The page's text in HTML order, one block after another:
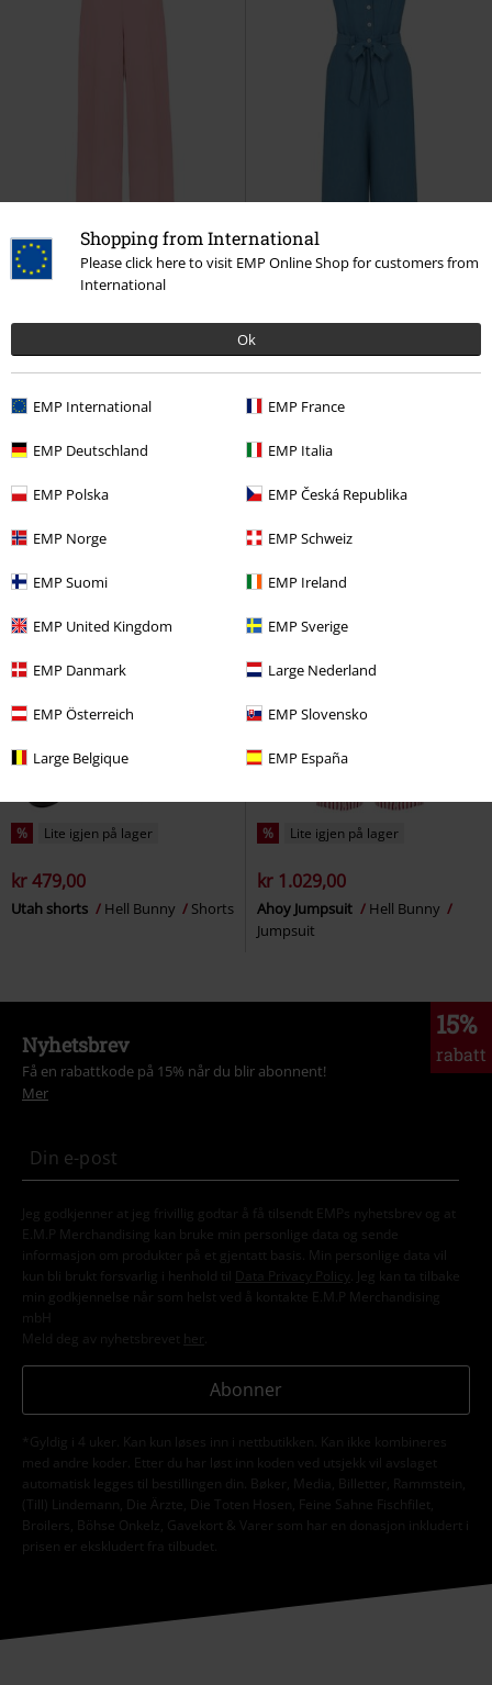
Shopping from International
Please click here to visit EMP Online Shop for customers from
International
Ok
EMP International EMP France
EMP Deutschland EMP Italia
EMP Polska EMP Česká Republika
EMP Norge EMP Schweiz
EMP Suomi EMP Ireland
EMP United Kingdom EMP Sverige
EMP Danmark Large Nederland
EMP Österreich EMP Slovensko
Large Belgique EMP España
Lite igjen på lager
% Lite igjen på lager
kr 479,00
Utah shorts Hell Bunny Shorts
% Lite igjen på lager
kr 1.029,00
Ahoy Jumpsuit
Hell Bunny
Jumpsuit
15%
rabatt
Nyhetsbrev
Få en rabattkode på 15% når du blir abonnent!
Mer
Jeg godkjenner at jeg frivillig godtar å få tilsendt EMPs nyhetsbrev og at
E.M.P Merchandising kan bruke min personlige data og sende
informasjon om produkter på et gjentatt basis. Min personlige data vil
kun bli brukt forsvarlig i henhold til
Data Privacy Policy
. Jeg kan ta tilbake
min godkjennelse når som helst ved å kontakte E.M.P Merchandising
mbH
Meld deg av nyhetsbrevet her
Abonner
*Gyldig i 4 uker. Kan kun løses inn i nettbutikken. Kan ikke kombineres
med andre koder. Etter du har løst inn koden ved utsjekk vil avslaget
automatisk legges til bestillingen din. Bøker, Media, Billetter, Rammstein,
(Till) Lindemann, Die Ärzte, Die Toten Hosen, Feine Sahne Fischfilet,
Broilers, Böhse Onkelz, Gavekort & Varer som har en donasjon inkludert i
prisen er ekskludert fra tilbudet.